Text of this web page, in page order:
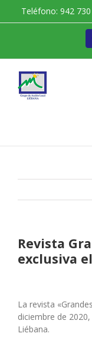
Teléfono: 942
Revista
exclusiva
La revista
diciembre de
Liébana.